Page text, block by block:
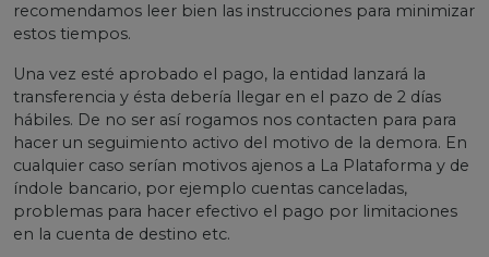
recomendamos leer bien las instrucciones para minimizar
estos tiempos.
Una vez esté aprobado el pago, la entidad lanzará la
transferencia y ésta debería llegar en el pazo de 2 días
hábiles. De no ser así rogamos nos contacten para para
hacer un seguimiento activo del motivo de la demora. En
cualquier caso serían motivos ajenos a La Plataforma y de
índole bancario, por ejemplo cuentas canceladas,
problemas para hacer efectivo el pago por limitaciones
en la cuenta de destino etc.